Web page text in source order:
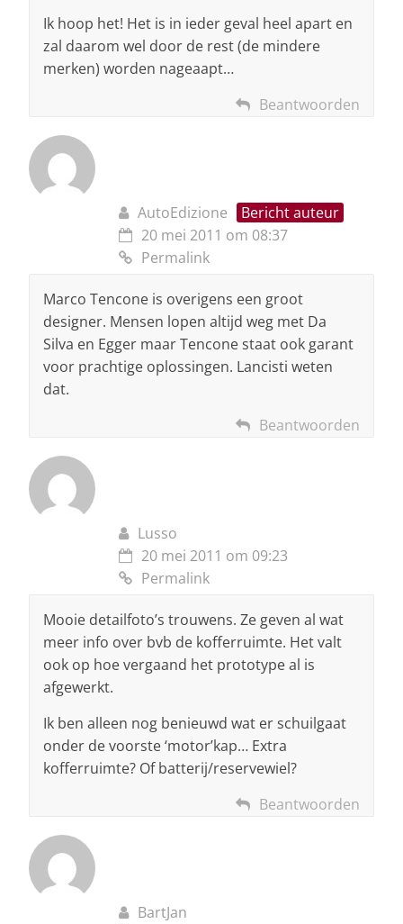
Ik hoop het! Het is in ieder geval heel apart en
zal daarom wel door de rest (de mindere
merken) worden nageaapt…
Beantwoorden
AutoEdizione
Bericht auteur
20 mei 2011 om 08:37
Permalink
Marco Tencone is overigens een groot
designer. Mensen lopen altijd weg met Da
Silva en Egger maar Tencone staat ook garant
voor prachtige oplossingen. Lancisti weten
dat.
Beantwoorden
Lusso
20 mei 2011 om 09:23
Permalink
Mooie detailfoto’s trouwens. Ze geven al wat
meer info over bvb de kofferruimte. Het valt
ook op hoe vergaand het prototype al is
afgewerkt.
Ik ben alleen nog benieuwd wat er schuilgaat
onder de voorste ‘motor’kap… Extra
kofferruimte? Of batterij/reservewiel?
Beantwoorden
BartJan